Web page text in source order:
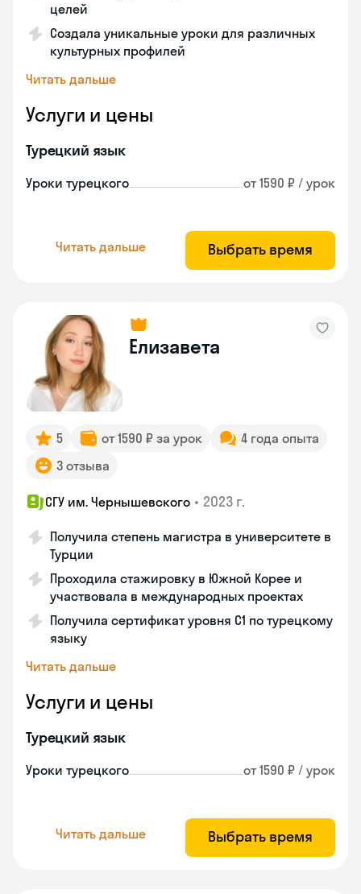
целей
Создала уникальные уроки для различных
культурных профилей
Читать дальше
Услуги и цены
Турецкий язык
Уроки турецкого от 1590 ₽ / урок
Читать дальше Выбрать время
Елизавета
5 от 1590 ₽ за урок
4 года опыта
3 отзыва
СГУ им. Чернышевского • 2023 г.
Получила степень магистра в университете в
Турции
Проходила стажировку в Южной Корее и
участвовала в международных проектах
Получила сертификат уровня C1 по турецкому
языку
Читать дальше
Услуги и цены
Турецкий язык
Уроки турецкого от 1590 ₽ / урок
Читать дальше Выбрать время